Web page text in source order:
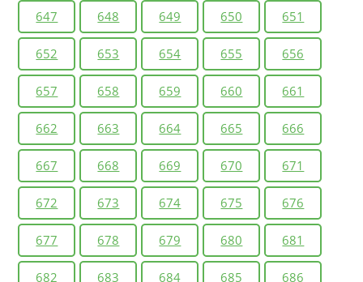
647 648 649 650 651
652 653 654 655 656
657 658 659 660 661
662 663 664 665 666
667 668 669 670 671
672 673 674 675 676
677 678 679 680 681
682 683 684 685 686